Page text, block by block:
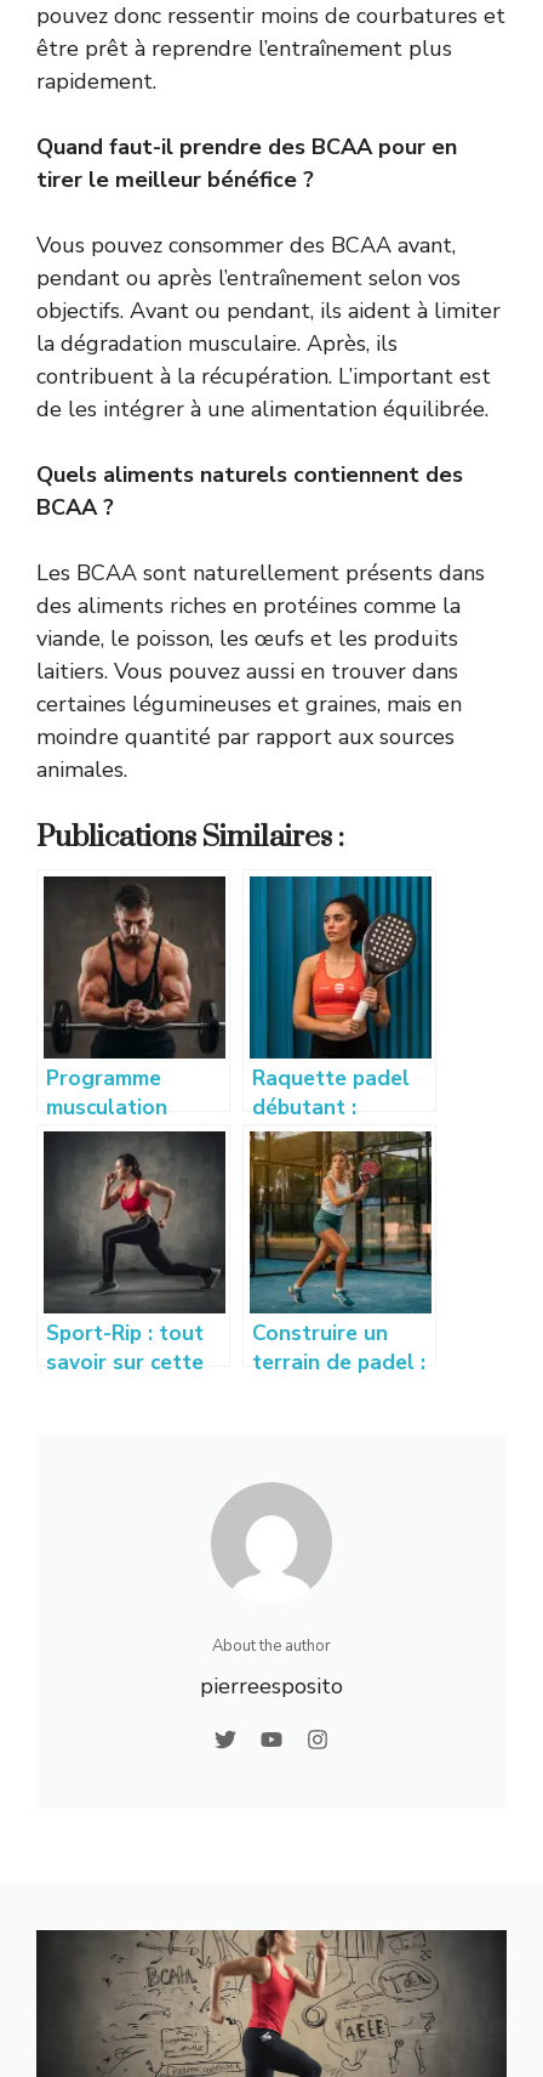
pouvez donc ressentir moins de courbatures et
être prêt à reprendre l’entraînement plus
rapidement.
Quand faut-il prendre des BCAA pour en
tirer le meilleur bénéfice ?
Vous pouvez consommer des BCAA avant,
pendant ou après l’entraînement selon vos
objectifs. Avant ou pendant, ils aident à limiter
la dégradation musculaire. Après, ils
contribuent à la récupération. L’important est
de les intégrer à une alimentation équilibrée.
Quels aliments naturels contiennent des
BCAA ?
Les BCAA sont naturellement présents dans
des aliments riches en protéines comme la
viande, le poisson, les œufs et les produits
laitiers. Vous pouvez aussi en trouver dans
certaines légumineuses et graines, mais en
moindre quantité par rapport aux sources
animales.
Publications Similaires :
Programme
musculation
débutant : guide
complet pour se
muscler
efficacement
Raquette padel
débutant :
comment bien
choisir sa
première
raquette ?
Sport-Rip : tout
savoir sur cette
Construire un
terrain de padel :
About the author
pierreesposito